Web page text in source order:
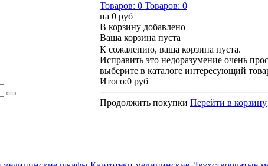
Товаров: 0 Товаров: 0
на 0 руб
В корзину добавлено
Ваша корзина пуста
К сожалению, ваша корзина пуста.
Исправить это недоразумение очень
выберите в каталоге интересующий
Итого:0 руб
Продолжить покупки Перейти в корзину